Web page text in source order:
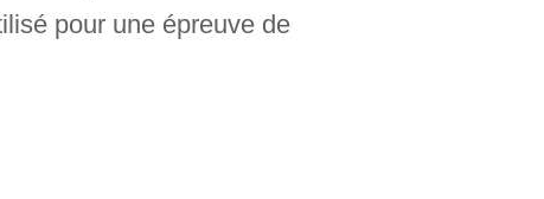
pour une épreuve de